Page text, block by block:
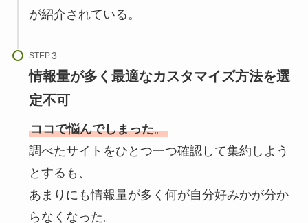
が紹介されている。
STEP
情報量が多く最適なカスタマイズ方法を選
定不可
ココで悩んでしまった。
調べたサイトをひとつ一つ確認して集約しよう
とするも、
あまりにも情報量が多く何が自分好みかが分か
らなくなった。